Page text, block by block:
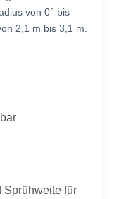
von 0° bis
2,1 m bis 3,1 m.
Sprühweite für